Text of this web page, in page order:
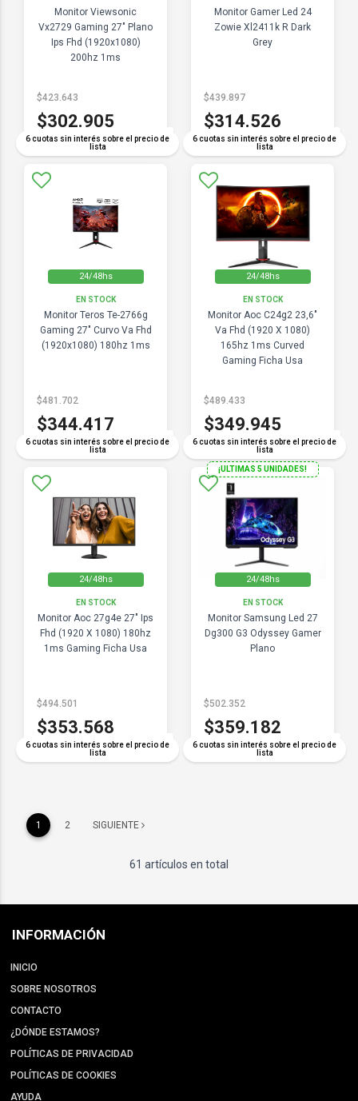
Monitor Viewsonic
Vx2729 Gaming 27" Plano
Ips Fhd (1920x1080)
200hz 1ms
6 cuotas sin interés sobre el precio de
lista
$423.643
$302.905
COMPARAR
Monitor Gamer Led 24
Zowie Xl2411k R Dark
Grey
6 cuotas sin interés sobre el precio de
lista
$439.897
$314.526
COMPARAR
24/48hs
EN STOCK
Monitor Teros Te-2766g
Gaming 27" Curvo Va Fhd
(1920x1080) 180hz 1ms
6 cuotas sin interés sobre el precio de
lista
$481.702
$344.417
COMPARAR
24/48hs
EN STOCK
Monitor Aoc C24g2 23,6"
Va Fhd (1920 X 1080)
165hz 1ms Curved
Gaming Ficha Usa
6 cuotas sin interés sobre el precio de
lista
$489.433
$349.945
COMPARAR
24/48hs
EN STOCK
Monitor Aoc 27g4e 27" Ips
Fhd (1920 X 1080) 180hz
1ms Gaming Ficha Usa
6 cuotas sin interés sobre el precio de
lista
$494.501
$353.568
COMPARAR
24/48hs
¡ULTIMAS 5 UNIDADES!
EN STOCK
Monitor Samsung Led 27
Dg300 G3 Odyssey Gamer
Plano
6 cuotas sin interés sobre el precio de
lista
$502.352
$359.182
COMPARAR
1 2 SIGUIENTE
61 artículos en total
INFORMACIÓN
INICIO
SOBRE NOSOTROS
CONTACTO
¿DÓNDE ESTAMOS?
POLÍTICAS DE PRIVACIDAD
POLÍTICAS DE COOKIES
AYUDA